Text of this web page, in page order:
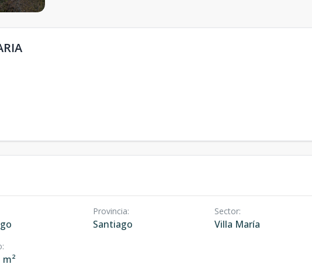
Provincia:
Santiago
Sector:
Villa María
:
m²